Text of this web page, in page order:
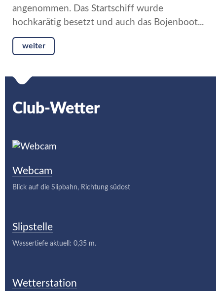
angenommen. Das Startschiff wurde
hochkarätig besetzt und auch das Bojenboot...
weiter
Club-Wetter
Webcam
Blick auf die Slipbahn, Richtung südost
Slipstelle
Wassertiefe aktuell: 0,35 m.
Wetterstation